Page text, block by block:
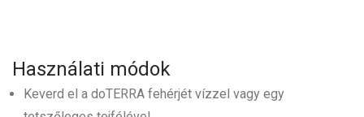
Használati módok
Keverd el a doTERRA fehérjét vízzel vagy egy